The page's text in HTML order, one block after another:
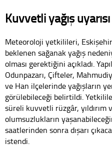
Kuvvetli yağış uyarısı
Meteoroloji yetkilileri,
beklenen sağanak yağış
olması gerektiğini açıkladı.
Odunpazarı, Çifteler,
ve Han ilçelerinde yağışların
görülebileceği belirtildi.
süreli kuvvetli rüzgâr, yıldırım
olumsuzlukların
saatlerinden sonra dışarı
istendi.